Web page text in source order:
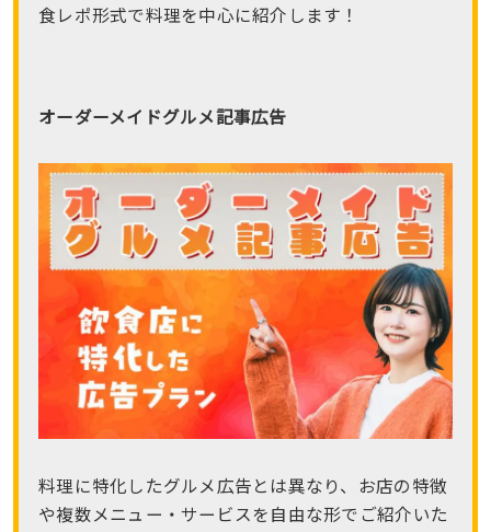
食レポ形式で料理を中心に紹介します！
オーダーメイドグルメ記事広告
料理に特化したグルメ広告とは異なり、お店の特徴
や複数メニュー・サービスを自由な形でご紹介いた